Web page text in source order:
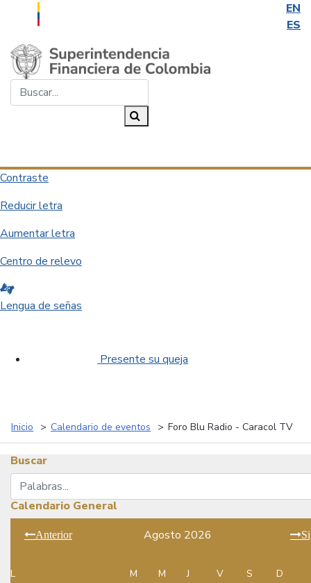
EN
ES
Saltar al contenido principal
Contraste
Reducir letra
Aumentar letra
Centro de relevo
Lengua de señas
Presente su queja
Inicio Calendario de eventos Foro Blu Radio - Caracol TV
Buscar
Buscar
Calendario General
Anterior Agosto 2026
L M M J V S
D